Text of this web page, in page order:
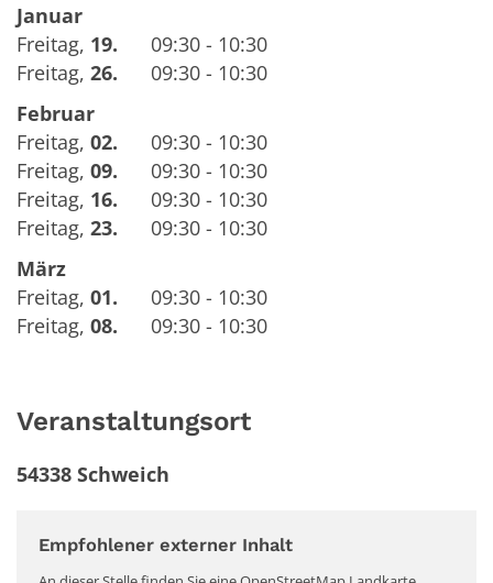
Januar
Freitag, 19.
09:30 - 10:30
Freitag, 26.
09:30 - 10:30
Februar
Freitag, 02.
09:30 - 10:30
Freitag, 09.
09:30 - 10:30
Freitag, 16.
09:30 - 10:30
Freitag, 23.
09:30 - 10:30
März
Freitag, 01.
09:30 - 10:30
Freitag, 08. 09:30 - 10:30
Veranstaltungsort
54338 Schweich
Empfohlener externer Inhalt